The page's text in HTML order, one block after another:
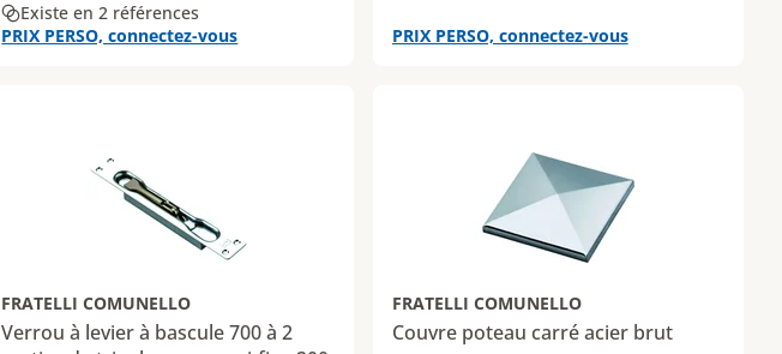
Existe en 2 références
PRIX PERSO, connectez-vous
PRIX PERSO, connectez-vous
FRATELLI COMUNELLO
Verrou à levier à bascule 700 à 2
FRATELLI COMUNELLO
Couvre poteau carré acier brut